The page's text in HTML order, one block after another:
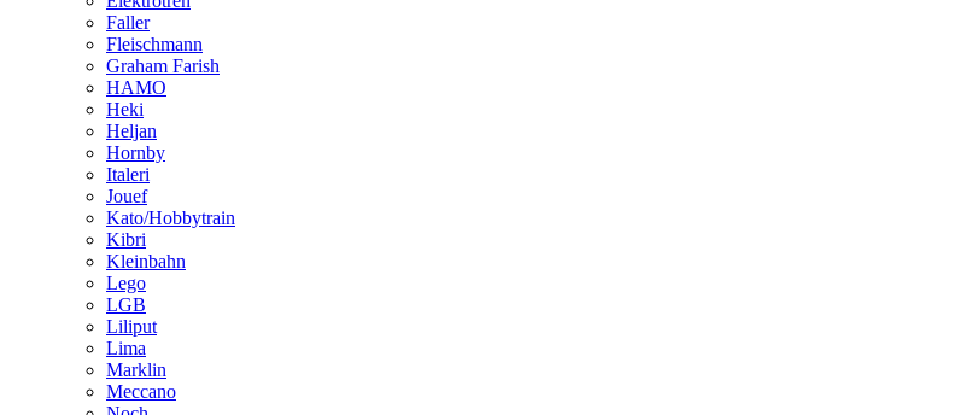
Faller
Fleischmann
Graham Farish
HAMO
Heki
Heljan
Hornby
Italeri
Jouef
Kato/Hobbytrain
Kibri
Kleinbahn
Lego
LGB
Liliput
Lima
Marklin
Meccano